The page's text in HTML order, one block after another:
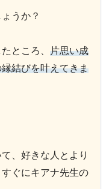
うか？
ところ、 片思い成
結びを叶えてきま
、好きな人とより
ぐにキアナ先生の